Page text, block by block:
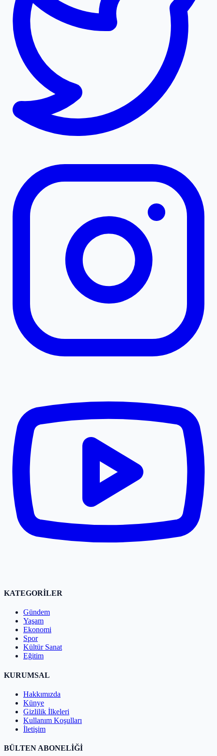
KATEGORİLER
Gündem
Yaşam
Ekonomi
Spor
Kültür Sanat
Eğitim
KURUMSAL
Hakkımızda
Künye
Gizlilik İlkeleri
Kullanım Koşulları
İletişim
BÜLTEN ABONELİĞİ